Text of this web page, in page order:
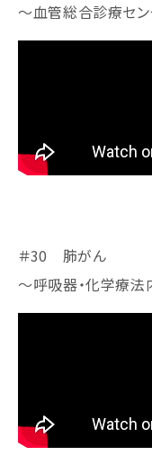
～血管総合診療
＃30 肺がん
～呼吸器・化学